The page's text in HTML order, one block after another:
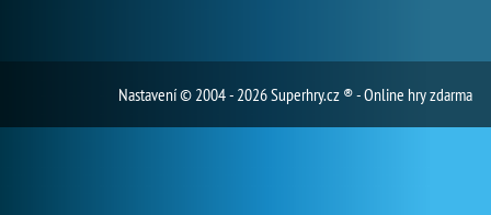
Nastavení© 2004 - 2026 Superhry.cz ® - Online hry zdarma